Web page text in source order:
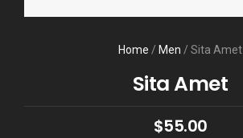
Home / Men / Sita Amet
Sita Amet
$55.00